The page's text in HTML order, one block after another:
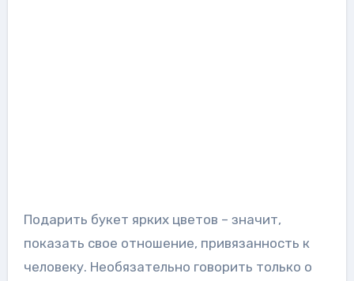
Подарить букет ярких цветов – значит,
показать свое отношение, привязанность к
человеку. Необязательно говорить только о